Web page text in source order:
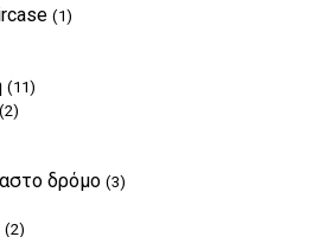
(1)
(11)
(2)
δρόμο (3)
(2)